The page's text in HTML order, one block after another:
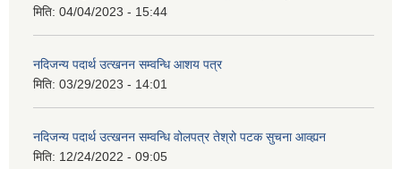
मिति: 04/04/2023 - 15:44
नदिजन्य पदार्थ उत्खनन सम्वन्धि आशय पत्र
मिति: 03/29/2023 - 14:01
नदिजन्य पदार्थ उत्खनन सम्वन्धि वोलपत्र तेश्रो पटक सुचना आव्ह्यन
मिति: 12/24/2022 - 09:05